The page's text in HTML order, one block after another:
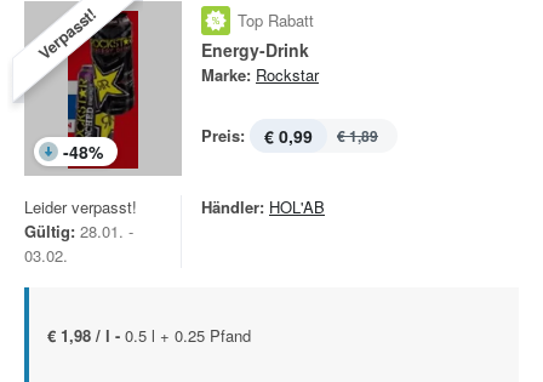
Verpasst!
-48%
Top Rabatt
Energy-Drink
Marke: Rockstar
Preis: € 0,99 € 1,89
Leider verpasst!
Gültig: 28.01. -
03.02.
Händler: HOL'AB
€ 1,98 / l - 0.5 l + 0.25 Pfand